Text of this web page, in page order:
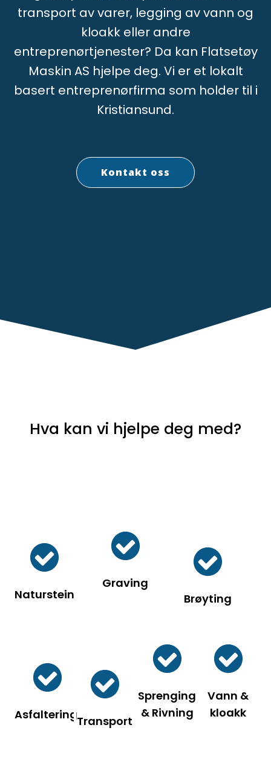
transport av varer, legging av vann og
kloakk eller andre
entreprenørtjenester? Da kan Flatsetøy
Maskin AS hjelpe deg. Vi er et lokalt
basert entreprenørfirma som holder til i
Kristiansund.
Kontakt oss
Hva kan vi hjelpe deg med?
Naturstein
Graving
Brøyting
AsfalteringTransport
Sprenging
& Rivning
Vann &
kloakk